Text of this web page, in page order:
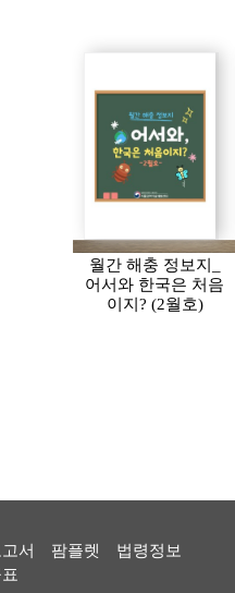
월간 해충 정보지_
어서와 한국은 처음
이지? (2월호)
서 팜플렛
법령정보